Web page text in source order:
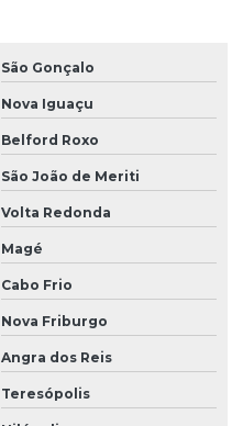
São Gonçalo
Nova Iguaçu
Belford Roxo
São João de Meriti
Volta Redonda
Magé
Cabo Frio
Nova Friburgo
Angra dos Reis
Teresópolis